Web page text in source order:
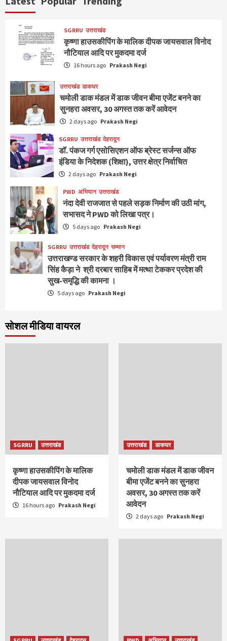
SGRRU उत्तराखंड
कृष्णा हाउसकीपिंग के मालिक दीपक जायसवाल विनोद
नौटियाल आदि पर मुकदमा दर्ज
16 hours ago Prakash Negi
उत्तराखंड डाकघर
चमोली डाक मंडल में डाक जीवन बीमा एजेंट बनने का
सुनहरा अवसर, 30 अगस्त तक करें आवेदन
2 days ago Prakash Negi
SGRRU उत्तराखंड देहरादून
डॉ. पंकज गर्ग एसोसिएशन ऑफ ब्रेस्ट सर्जन्स ऑफ
इंडिया के निदेशक (शिक्षा), उत्तर क्षेत्र निर्वाचित
2 days ago Prakash Negi
PWD अभियान उत्तराखंड
नंदा देवी राजजात से पहले सड़क निर्माण की उठी मांग,
सभासद ने PWD को लिखा पत्र।
5 days ago Prakash Negi
SGRRU उत्तराखंड देहरादून सम्मान
उत्तराखण्ड सरकार के शहरी विकास एवं पर्यावरण मंत्री राम
सिंह कैड़ा ने श्री दरबार साहिब में मत्था टेककर प्रदेश की
सुख-समृद्धि की कामना ।
5 days ago Prakash Negi
सोशल मीडिया वायरल
SGRRU उत्तराखंड
कृष्णा हाउसकीपिंग के मालिक
दीपक जायसवाल विनोद
नौटियाल आदि पर मुकदमा दर्ज
16 hours ago Prakash Negi
उत्तराखंड डाकघर
चमोली डाक मंडल में डाक जीवन
बीमा एजेंट बनने का सुनहरा
अवसर, 30 अगस्त तक करें
आवेदन
2 days ago Prakash Negi